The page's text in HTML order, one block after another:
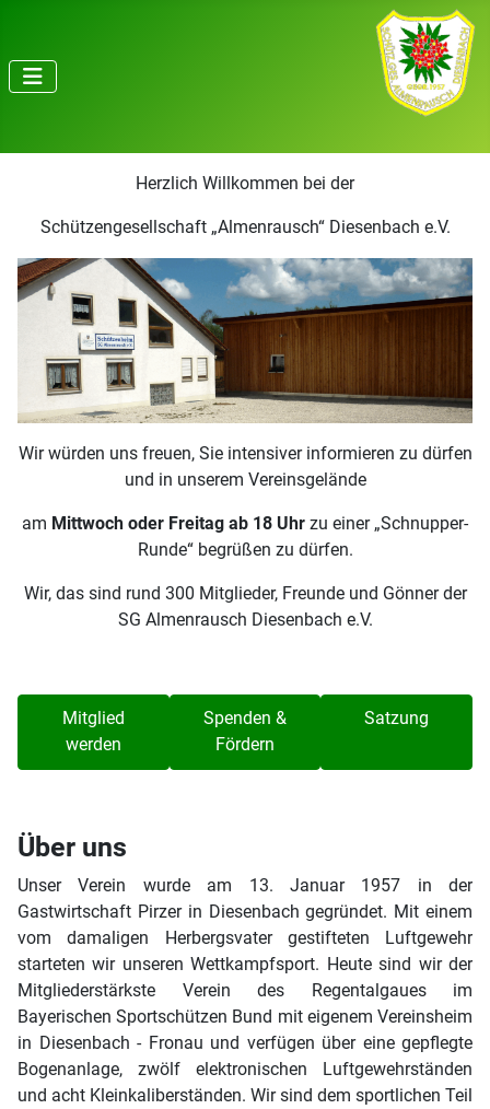
Herzlich Willkommen bei der
Schützengesellschaft „Almenrausch“ Diesenbach e.V.
Wir würden uns freuen, Sie intensiver informieren zu dürfen
und in unserem Vereinsgelände
am Mittwoch oder Freitag ab 18 Uhr zu einer „Schnupper-
Runde“ begrüßen zu dürfen.
Wir, das sind rund 300 Mitglieder, Freunde und Gönner der
SG Almenrausch Diesenbach e.V.
Mitglied
werden
Spenden &
Fördern
Satzung
Über uns
Unser Verein wurde am 13. Januar 1957 in der
Gastwirtschaft Pirzer in Diesenbach gegründet. Mit einem
vom damaligen Herbergsvater gestifteten Luftgewehr
starteten wir unseren Wettkampfsport. Heute sind wir der
Mitgliederstärkste Verein des Regentalgaues im
Bayerischen Sportschützen Bund mit eigenem Vereinsheim
in Diesenbach - Fronau und verfügen über eine gepflegte
Bogenanlage, zwölf elektronischen Luftgewehrständen
und acht Kleinkaliberständen. Wir sind dem sportlichen Teil